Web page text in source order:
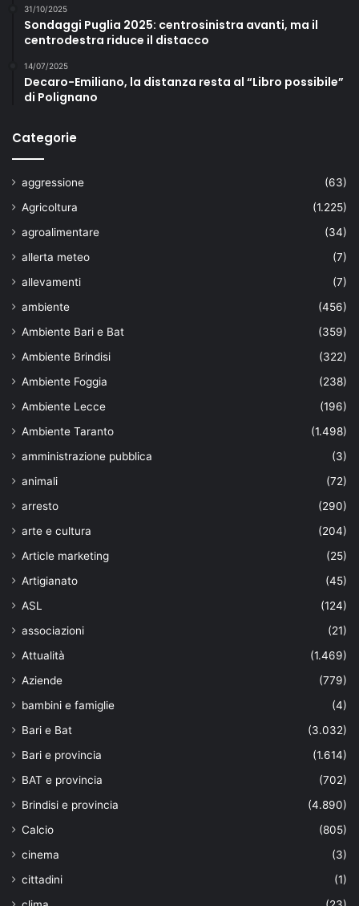
31/10/2025
Sondaggi Puglia 2025: centrosinistra avanti, ma il
centrodestra riduce il distacco
14/07/2025
Decaro-Emiliano, la distanza resta al “Libro possibile”
di Polignano
Categorie
aggressione
(63)
Agricoltura
(1.225)
agroalimentare
(34)
allerta meteo
(7)
allevamenti
(7)
ambiente
(456)
Ambiente Bari e Bat
(359)
Ambiente Brindisi
(322)
Ambiente Foggia
(238)
Ambiente Lecce
(196)
Ambiente Taranto
(1.498)
amministrazione pubblica
(3)
animali
(72)
arresto
(290)
arte e cultura
(204)
Article marketing
(25)
Artigianato
(45)
ASL
(124)
associazioni
(21)
Attualità
(1.469)
Aziende
(779)
bambini e famiglie
(4)
Bari e Bat
(3.032)
Bari e provincia
(1.614)
BAT e provincia
(702)
Brindisi e provincia
(4.890)
Calcio
(805)
cinema
(3)
cittadini
(1)